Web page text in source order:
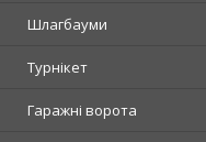
Шлагбауми
Турнікет
Гаражні ворота